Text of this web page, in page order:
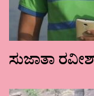
ಸುಜಾತಾ